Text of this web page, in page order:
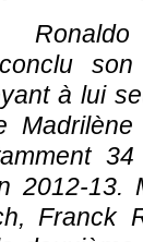
son
à lui
2012-13.
Franck